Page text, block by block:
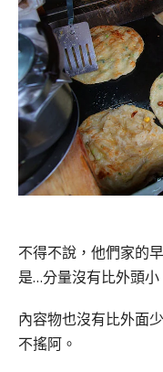
不得不說，他們家的
是…分量沒有比外頭小
內容物也沒有比外面
不搖阿。